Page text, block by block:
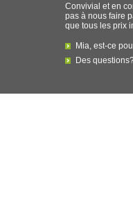
Convivial et en
pas à nous faire
que tous les prix
Mia, est-ce
Des